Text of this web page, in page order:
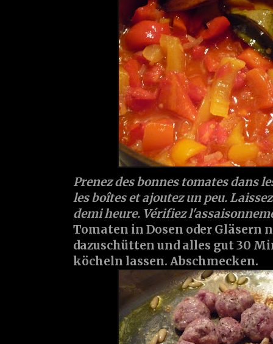
Prenez des bonnes tomates dans
les boîtes et ajoutez un peu.
demi heure. Vérifiez
Tomaten in Dosen oder Gläsern
dazuschütten und alles gut 30
köcheln lassen. Abschmecken.